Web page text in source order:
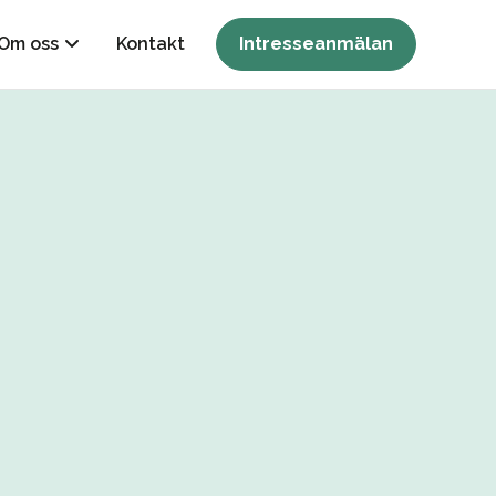
oss Kontakt Intresseanmälan